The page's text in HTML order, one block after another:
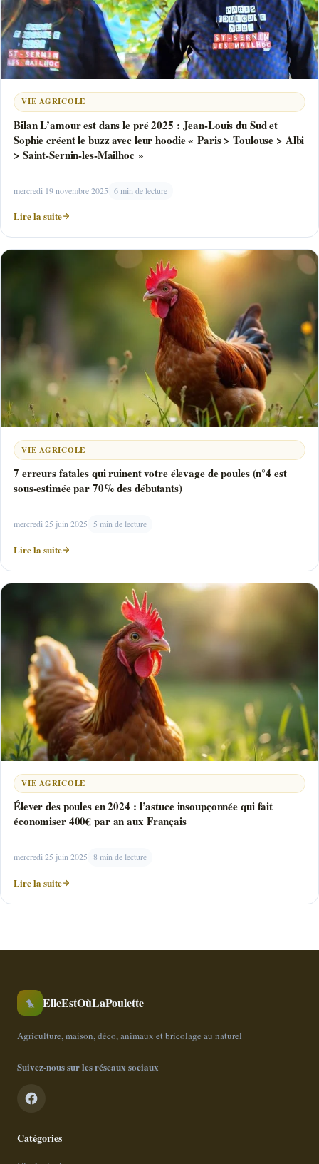
VIE AGRICOLE
Bilan L’amour est dans le pré 2025 : Jean-Louis du Sud et
Sophie créent le buzz avec leur hoodie « Paris > Toulouse > Albi
> Saint-Sernin-les-Mailhoc »
mercredi 19 novembre 2025 6 min de lecture
Lire la suite
VIE AGRICOLE
7 erreurs fatales qui ruinent votre élevage de poules (n°4 est
sous-estimée par 70% des débutants)
mercredi 25 juin 2025 5 min de lecture
Lire la suite
VIE AGRICOLE
Élever des poules en 2024 : l’astuce insoupçonnée qui fait
économiser 400€ par an aux Français
mercredi 25 juin 2025 8 min de lecture
Lire la suite
🐤 ElleEstOùLaPoulette
Agriculture, maison, déco, animaux et bricolage au naturel
Suivez-nous sur les réseaux sociaux
Catégories